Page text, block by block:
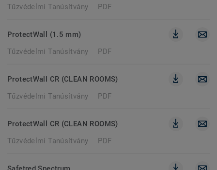
Tűzvédelmi Tanúsítvány
PDF
ProtectWall (1.5 mm)
Tűzvédelmi Tanúsítvány
PDF
ProtectWall CR (CLEAN ROOMS)
Tűzvédelmi Tanúsítvány
PDF
ProtectWall CR (CLEAN ROOMS)
Tűzvédelmi Tanúsítvány
PDF